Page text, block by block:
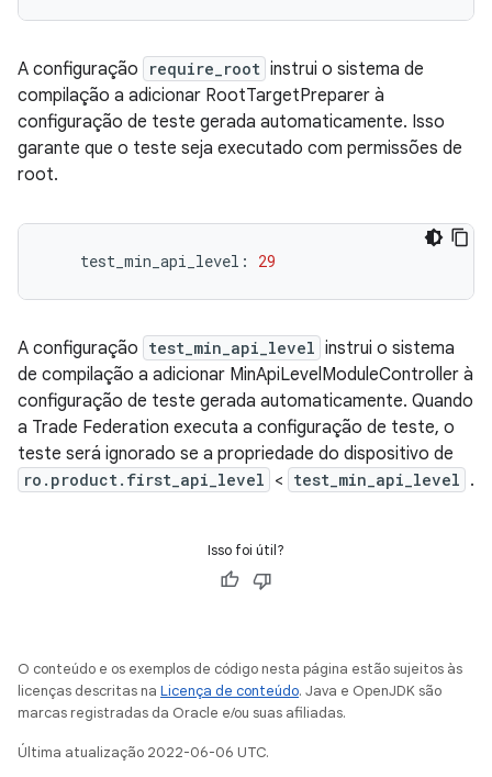
A configuração require_root instrui o sistema de
compilação a adicionar RootTargetPreparer à
configuração de teste gerada automaticamente. Isso
garante que o teste seja executado com permissões de
root.
test_min_api_level : 29
A configuração test_min_api_level instrui o sistema
de compilação a adicionar MinApiLevelModuleController à
configuração de teste gerada automaticamente. Quando
a Trade Federation executa a configuração de teste, o
teste será ignorado se a propriedade do dispositivo de
ro.product.first_api_level < test_min_api_level .
Isso foi útil?
O conteúdo e os exemplos de código nesta página estão sujeitos às
licenças descritas na Licença de conteúdo. Java e OpenJDK são
marcas registradas da Oracle e/ou suas afiliadas.
Última atualização 2022-06-06 UTC.